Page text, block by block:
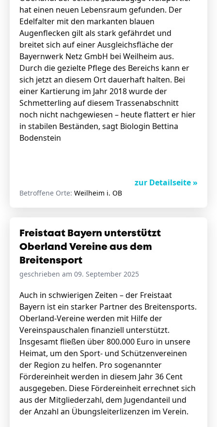
hat einen neuen Lebensraum gefunden. Der
Edelfalter mit den markanten blauen
Augenflecken gilt als stark gefährdet und
breitet sich auf einer Ausgleichsfläche der
Bayernwerk Netz GmbH bei Weilheim aus.
Durch die gezielte Pflege des Bereichs kann er
sich jetzt an diesem Ort dauerhaft halten. Bei
einer Kartierung im Jahr 2018 wurde der
Schmetterling auf diesem Trassenabschnitt
noch nicht nachgewiesen – heute flattert er hier
in stabilen Beständen, sagt Biologin Bettina
Bodenstein
zur Detailseite »
Betroffene Orte: Weilheim i. OB
Freistaat Bayern unterstützt
Oberland Vereine aus dem
Breitensport
geschrieben am 09. September 2025
Auch in schwierigen Zeiten – der Freistaat
Bayern ist ein starker Partner des Breitensports.
Oberland-Vereine werden mit Hilfe der
Vereinspauschalen finanziell unterstützt.
Insgesamt fließen über 800.000 Euro in unsere
Heimat, um den Sport- und Schützenvereinen
der Region zu helfen. Pro sogenannter
Fördereinheit werden in diesem Jahr 36 Cent
ausgegeben. Diese Fördereinheit errechnet sich
aus der Mitgliederzahl, dem Jugendanteil und
der Anzahl an Übungsleiterlizenzen im Verein.